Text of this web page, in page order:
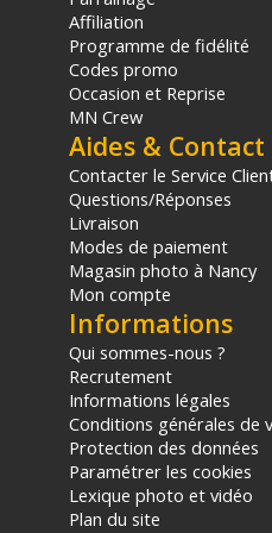
CONTENU DU CARTON
1x Filtre polarisant magnétique
1x Bague d'adaptation
Offre valable jusqu'au 07-08-2026
Code EAN Urth filtre Magnetic
polarisant - Achat et Prix :
Garantie 2 ans
(1) Offre valable jusqu'au 31
d'achat, sur la base d'une
relais situé en France continentale
sur les produits de moins de 1m et
(2) Nombre de points Fidélité
sur le prix TTC en €, les points
panier.
Affiliation
Programme de fidélité
Codes promo
Occasion et Reprise
MN Crew
Aides & Contact
Contacter le Service
Questions/Réponses
Livraison
Modes de paiement
Magasin photo à Nancy
Mon compte
Informations
Qui sommes-nous ?
Recrutement
Informations légales
Conditions générales de
Protection des données
Paramétrer les cookies
Lexique photo et vidéo
Plan du site